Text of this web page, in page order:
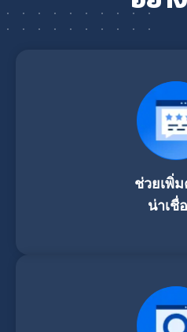
ช่วยเพิ่
น่าเชื่